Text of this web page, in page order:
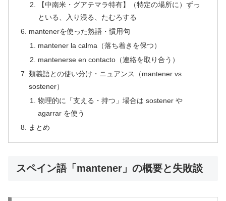
【中南米・グアテマラ特有】（特定の場所に）ずっ
といる、入り浸る、たむろする
mantenerを使った熟語・慣用句
mantener la calma（落ち着きを保つ）
mantenerse en contacto（連絡を取り合う）
類義語との使い分け・ニュアンス（mantener vs
sostener）
物理的に「支える・持つ」場合は sostener や
agarrar を使う
まとめ
スペイン語「mantener」の概要と失敗談